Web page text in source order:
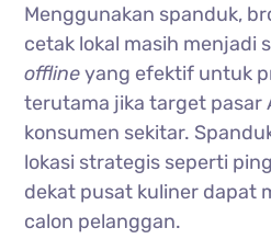
Menggunakan spanduk,
cetak lokal masih menjadi
offlineyang efektif untuk
terutama jika target pasar
konsumen sekitar.
lokasi strategis seperti
dekat pusat kuliner dapat
calon pelanggan.